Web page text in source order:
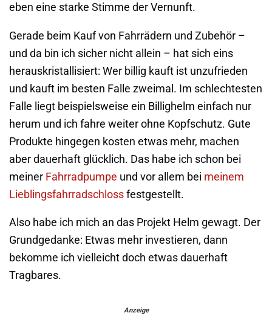
eben eine starke Stimme der Vernunft.
Gerade beim Kauf von Fahrrädern und Zubehör –
und da bin ich sicher nicht allein – hat sich eins
herauskristallisiert: Wer billig kauft ist unzufrieden
und kauft im besten Falle zweimal. Im schlechtesten
Falle liegt beispielsweise ein Billighelm einfach nur
herum und ich fahre weiter ohne Kopfschutz. Gute
Produkte hingegen kosten etwas mehr, machen
aber dauerhaft glücklich. Das habe ich schon bei
meiner Fahrradpumpe und vor allem bei meinem
Lieblingsfahrradschloss festgestellt.
Also habe ich mich an das Projekt Helm gewagt. Der
Grundgedanke: Etwas mehr investieren, dann
bekomme ich vielleicht doch etwas dauerhaft
Tragbares.
Anzeige